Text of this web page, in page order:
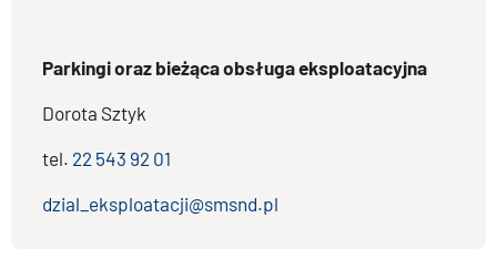
Parkingi oraz bieżąca obsługa eksploatacyjna
Dorota Sztyk
tel. 22 543 92 01
dzial_eksploatacji@smsnd.pl